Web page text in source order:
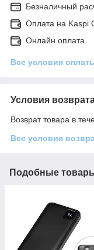
Безналичный
Оплата на Kaspi
Онлайн оплата
Все условия
Условия
Возврат товара в
Все условия
Подобные